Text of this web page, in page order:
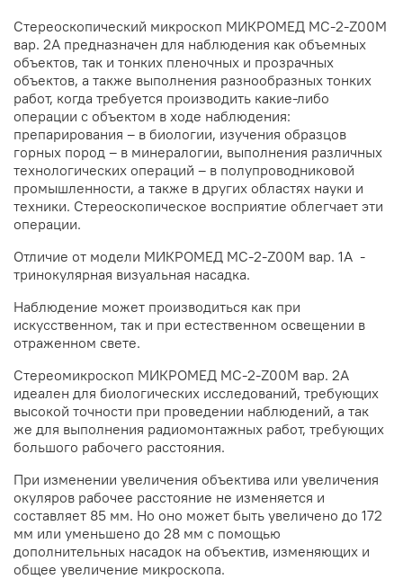
Стереоскопический микроскоп МИКРОМЕД МС-2-Z00M
вар. 2А предназначен для наблюдения как объемных
объектов, так и тонких пленочных и прозрачных
объектов, а также выполнения разнообразных тонких
работ, когда требуется производить какие-либо
операции с объектом в ходе наблюдения:
препарирования – в биологии, изучения образцов
горных пород – в минералогии, выполнения различных
технологических операций – в полупроводниковой
промышленности, а также в других областях науки и
техники. Стереоскопическое восприятие облегчает эти
операции.
Отличие от модели МИКРОМЕД МС-2-Z00M вар. 1А -
тринокулярная визуальная насадка.
Наблюдение может производиться как при
искусственном, так и при естественном освещении в
отраженном свете.
Стереомикроскоп МИКРОМЕД МС-2-Z00M вар. 2А
идеален для биологических исследований, требующих
высокой точности при проведении наблюдений, а так
же для выполнения радиомонтажных работ, требующих
большого рабочего расстояния.
При изменении увеличения объектива или увеличения
окуляров рабочее расстояние не изменяется и
составляет 85 мм. Но оно может быть увеличено до 172
мм или уменьшено до 28 мм с помощью
дополнительных насадок на объектив, изменяющих и
общее увеличение микроскопа.